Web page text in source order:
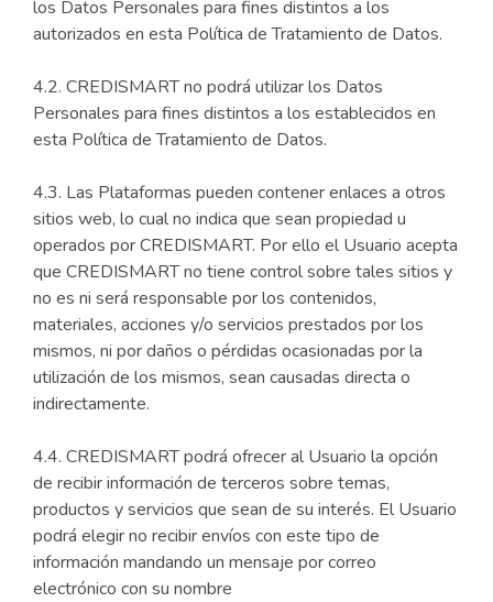
los Datos Personales para fines distintos a los
autorizados en esta Política de Tratamiento de Datos.
4.2. CREDISMART no podrá utilizar los Datos
Personales para fines distintos a los establecidos en
esta Política de Tratamiento de Datos.
4.3. Las Plataformas pueden contener enlaces a otros
sitios web, lo cual no indica que sean propiedad u
operados por CREDISMART. Por ello el Usuario acepta
que CREDISMART no tiene control sobre tales sitios y
no es ni será responsable por los contenidos,
materiales, acciones y/o servicios prestados por los
mismos, ni por daños o pérdidas ocasionadas por la
utilización de los mismos, sean causadas directa o
indirectamente.
4.4. CREDISMART podrá ofrecer al Usuario la opción
de recibir información de terceros sobre temas,
productos y servicios que sean de su interés. El Usuario
podrá elegir no recibir envíos con este tipo de
información mandando un mensaje por correo
electrónico con su nombre